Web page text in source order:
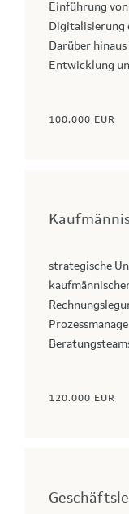
Einführung
Digitalisierung
Darüber
Entwicklung
100.000 EUR
strategische
120.000 EUR